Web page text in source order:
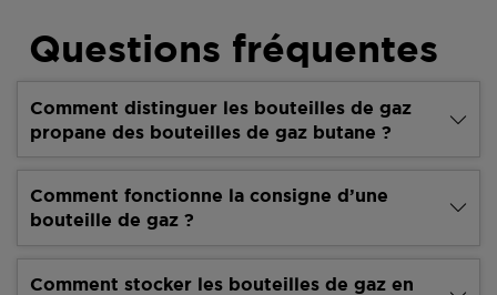
Questions fréquentes
Comment distinguer les bouteilles de gaz
propane des bouteilles de gaz butane ?
Comment fonctionne la consigne d’une
bouteille de gaz ?
Comment stocker les bouteilles de gaz en